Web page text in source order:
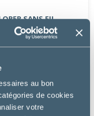
au bon
de cookies
votre
SANS FIL